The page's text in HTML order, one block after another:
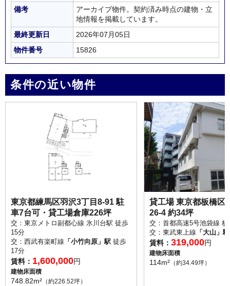
備考
アーカイブ物件。契約済み時点の建物・立
地情報を掲載しています。
最終更新日
2026年07月05日
物件番号
15826
条件の近い物件
東京都練馬区羽沢3丁目8-91 駐
車7台可・貸工場倉庫226坪
交：東京メトロ副都心線 氷川台駅 徒歩
15分
交：西武有楽町線 「小竹向原」駅 徒歩
17分
賃料： 1,600,000円
建物床面積
748.82m² （約226.52坪）
貸工場 東京都板橋区
26-4 約34坪
交：首都高速5号池袋線
交：東武東上線 「大山」駅
賃料：319,000円
建物床面積
114m² （約34.49坪）